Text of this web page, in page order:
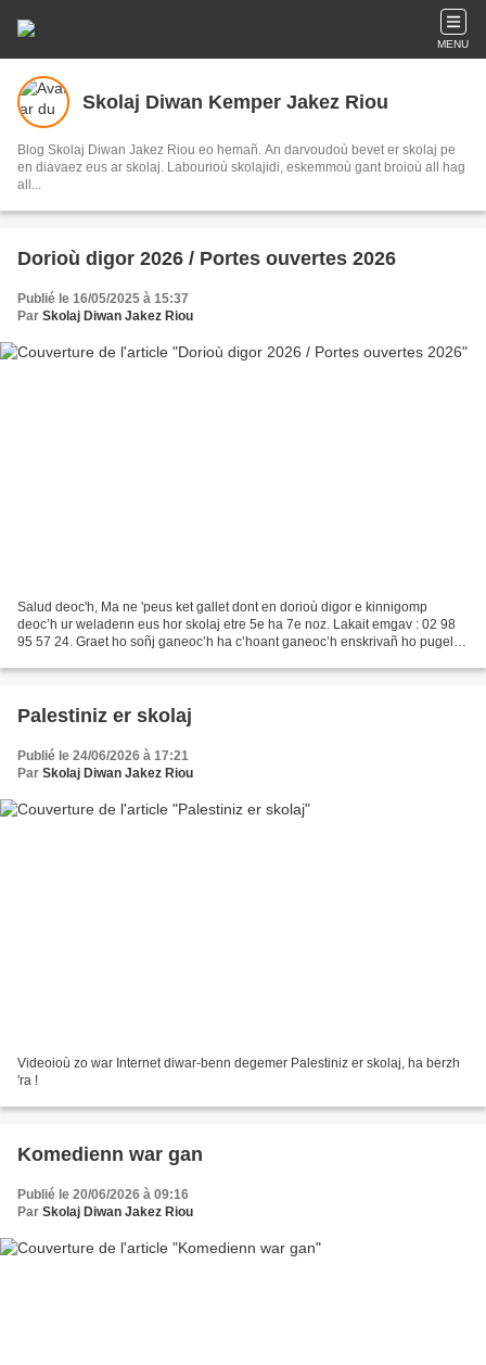
MENU
Skolaj Diwan Kemper Jakez Riou
Blog Skolaj Diwan Jakez Riou eo hemañ. An darvoudoù bevet er skolaj pe
en diavaez eus ar skolaj. Labourioù skolajidi, eskemmoù gant broioù all hag
all...
Dorioù digor 2026 / Portes ouvertes 2026
Publié le 16/05/2025 à 15:37
Par Skolaj Diwan Jakez Riou
Salud deoc'h, Ma ne 'peus ket gallet dont en dorioù digor e kinnigomp
deoc’h ur weladenn eus hor skolaj etre 5e ha 7e noz. Lakait emgav : 02 98
95 57 24. Graet ho soñj ganeoc’h ha c’hoant ganeoc’h enskrivañ ho pugel ?
Palestiniz er skolaj
Publié le 24/06/2026 à 17:21
Par Skolaj Diwan Jakez Riou
Videoioù zo war Internet diwar-benn degemer Palestiniz er skolaj, ha berzh
'ra !
Komedienn war gan
Publié le 20/06/2026 à 09:16
Par Skolaj Diwan Jakez Riou